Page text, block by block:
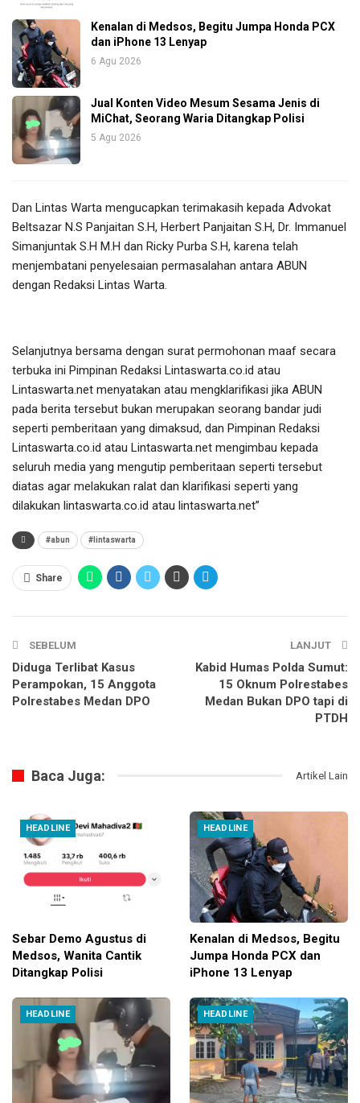
Kenalan di Medsos, Begitu Jumpa Honda PCX
dan iPhone 13 Lenyap
6 Agu 2026
Jual Konten Video Mesum Sesama Jenis di
MiChat, Seorang Waria Ditangkap Polisi
5 Agu 2026
Dan Lintas Warta mengucapkan terimakasih kepada Advokat
Beltsazar N.S Panjaitan S.H, Herbert Panjaitan S.H, Dr. Immanuel
Simanjuntak S.H M.H dan Ricky Purba S.H, karena telah
menjembatani penyelesaian permasalahan antara ABUN
dengan Redaksi Lintas Warta.
Selanjutnya bersama dengan surat permohonan maaf secara
terbuka ini Pimpinan Redaksi Lintaswarta.co.id atau
Lintaswarta.net menyatakan atau mengklarifikasi jika ABUN
pada berita tersebut bukan merupakan seorang bandar judi
seperti pemberitaan yang dimaksud, dan Pimpinan Redaksi
Lintaswarta.co.id atau Lintaswarta.net mengimbau kepada
seluruh media yang mengutip pemberitaan seperti tersebut
diatas agar melakukan ralat dan klarifikasi seperti yang
dilakukan lintaswarta.co.id atau lintaswarta.net”
#abun #lintaswarta
Share
SEBELUM
Diduga Terlibat Kasus
Perampokan, 15 Anggota
Polrestabes Medan DPO
LANJUT
Kabid Humas Polda Sumut:
15 Oknum Polrestabes
Medan Bukan DPO tapi di
PTDH
Baca Juga: Artikel Lain
HEADLINE
Sebar Demo Agustus di
Medsos, Wanita Cantik
Ditangkap Polisi
HEADLINE
Kenalan di Medsos, Begitu
Jumpa Honda PCX dan
iPhone 13 Lenyap
HEADLINE HEADLINE